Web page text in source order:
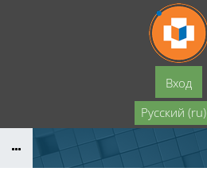
Перейти к основному содержанию
Вход
Русский ‎(ru)‎